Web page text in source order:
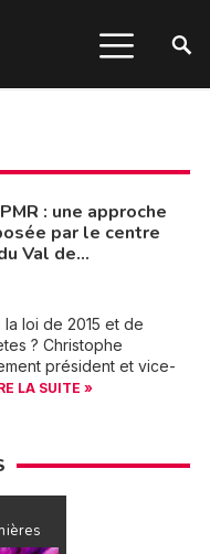
: une approche
par le centre
Val de…
loi de 2015 et de
? Christophe
président et vice-
LA SUITE »